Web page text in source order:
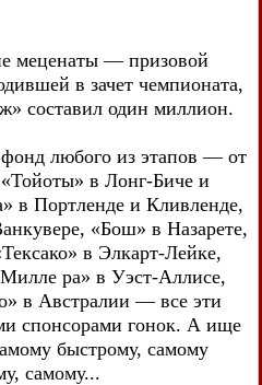
меценаты — призовой
в зачет чемпионата,
составил один миллион.
любого из этапов — от
в Лонг-Биче и
в Портленде и Кливленде,
«Бош» в Назарете,
в Элкарт-Лейке,
ра» в Уэст-Аллисе,
в Австралии — все эти
спонсорами гонок. А ище
быстрому, самому
самому...